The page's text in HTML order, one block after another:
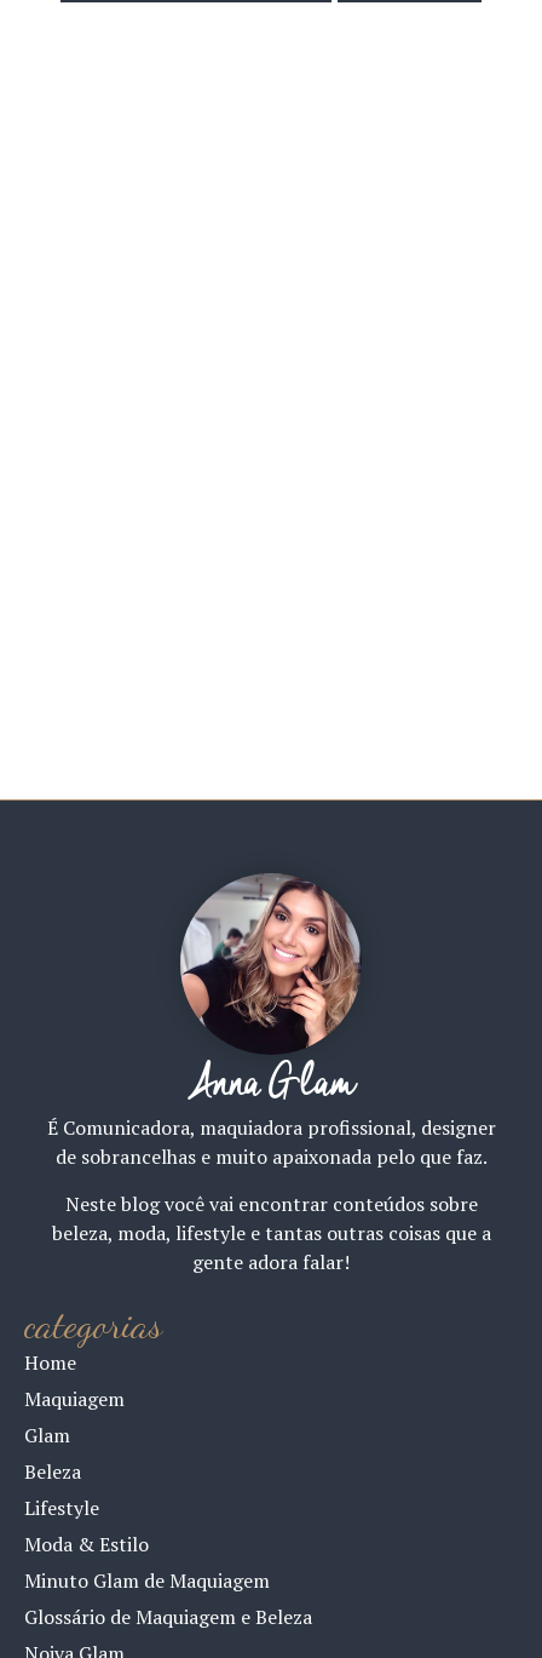
Anna Glam
É Comunicadora, maquiadora profissional, designer
de sobrancelhas e muito apaixonada pelo que faz.
Neste blog você vai encontrar conteúdos sobre
beleza, moda, lifestyle e tantas outras coisas que a
gente adora falar!
categorias
Home
Maquiagem
Glam
Beleza
Lifestyle
Moda & Estilo
Minuto Glam de Maquiagem
Glossário de Maquiagem e Beleza